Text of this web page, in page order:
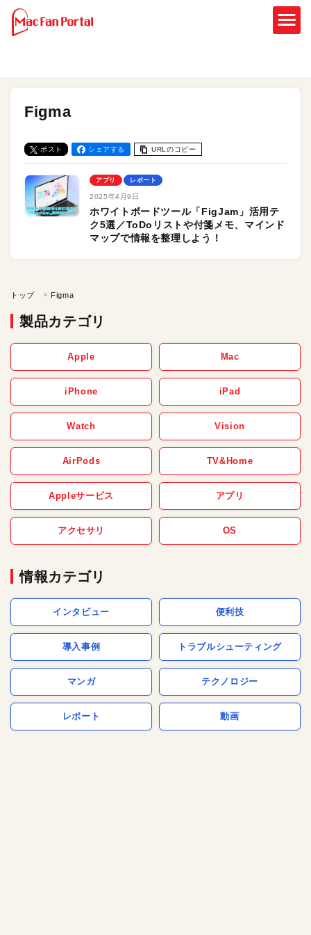
Figma
ポスト シェアする URLのコピー
アプリ レポート
2025年4月9日
ホワイトボードツール「FigJam」活用テ
ク5選／ToDoリストや付箋メモ、マインド
マップで情報を整理しよう！
トップ Figma
製品カテゴリ
Apple Mac
iPhone iPad
Watch Vision
AirPods TV&Home
Appleサービス アプリ
アクセサリ OS
情報カテゴリ
インタビュー 便利技
導入事例 トラブルシューティング
マンガ テクノロジー
レポート 動画